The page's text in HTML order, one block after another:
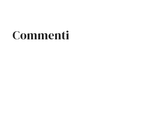
Commenti